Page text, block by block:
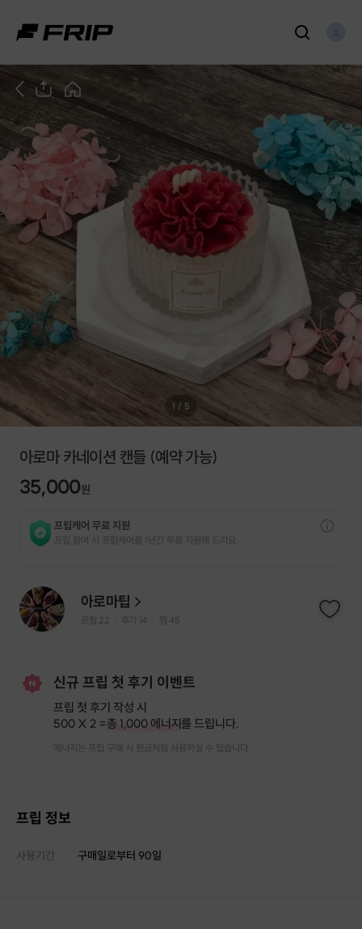
1 / 5
아로마 카네이션 캔들 (예약 가능)
35,000원
프립케어 무료 지원
프립 참여 시 프립케어를 1년간 무료 지원해 드리요.
아로마팁
프립 22 후기 14 찜 45
신규 프립 첫 후기 이벤트
프립 첫 후기 작성 시
500 X 2 =총 1,000 에너지를 드립니다.
에너지는 프립 구매 시 현금처럼 사용하실 수 있습니다.
프립 정보
사용기간 구매일로부터 90일